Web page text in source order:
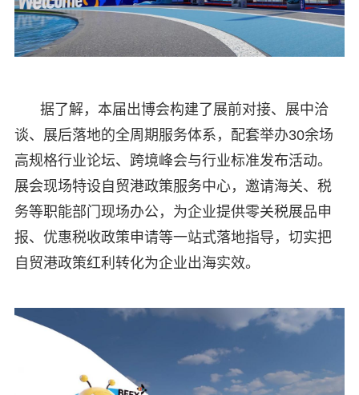
据了解，本届出博会构建了展前对接、展中洽
谈、展后落地的全周期服务体系，配套举办30余场
高规格行业论坛、跨境峰会与行业标准发布活动。
展会现场特设自贸港政策服务中心，邀请海关、税
务等职能部门现场办公，为企业提供零关税展品申
报、优惠税收政策申请等一站式落地指导，切实把
自贸港政策红利转化为企业出海实效。